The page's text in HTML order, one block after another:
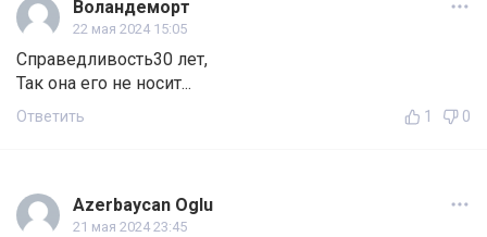
Воландеморт
22 мая 2024 15:05
Справедливость30 лет,
Так она его не носит...
Ответить 1 0
Azerbaycan Oglu
21 мая 2024 23:45